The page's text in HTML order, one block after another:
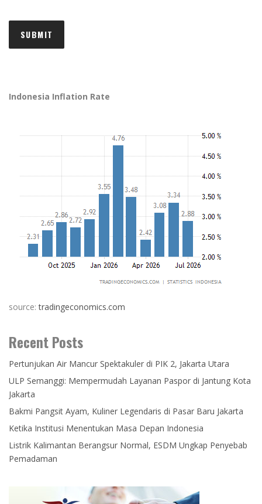
Indonesia Inflation Rate
source:tradingeconomics.com
Recent Posts
Pertunjukan Air Mancur Spektakuler di PIK 2, Jakarta Utara
ULP Semanggi: Mempermudah Layanan Paspor di Jantung Kota
Jakarta
Bakmi Pangsit Ayam, Kuliner Legendaris di Pasar Baru Jakarta
Ketika Institusi Menentukan Masa Depan Indonesia
Listrik Kalimantan Berangsur Normal, ESDM Ungkap Penyebab
Pemadaman